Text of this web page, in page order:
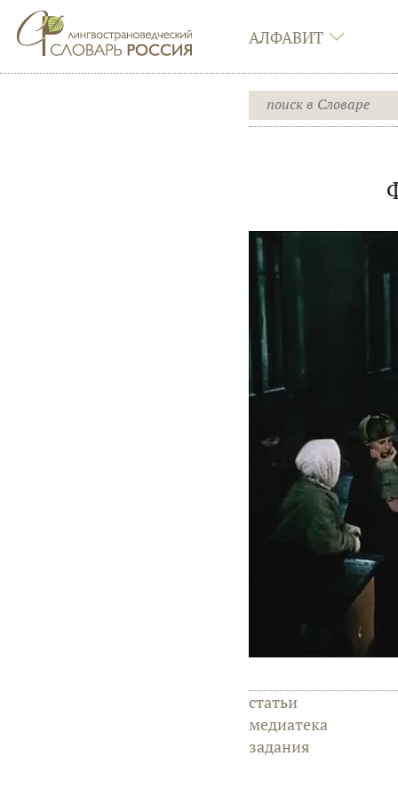
АЛФАВИТ
статьи
медиатека
задания